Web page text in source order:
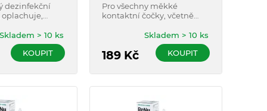
dezinfekční
Skladem > 10 ks
KOUPIT
Pro všechny měkké
kontaktní čočky, včetně
189Kč
Skladem > 10 ks
KOUPIT